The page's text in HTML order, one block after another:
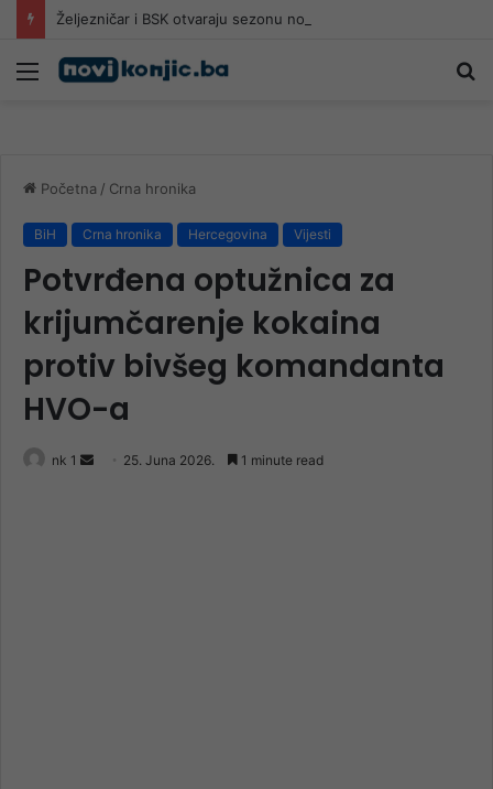
Željezničar i BSK otvaraju sezonu nogometnog prvenstva
Meni
Početna / Crna hronika
BiH Crna hronika Hercegovina Vijesti
Potvrđena optužnica za
krijumčarenje kokaina
protiv bivšeg komandanta
HVO-a
nk 1
Send 25. Juna 2026. 1 minute read